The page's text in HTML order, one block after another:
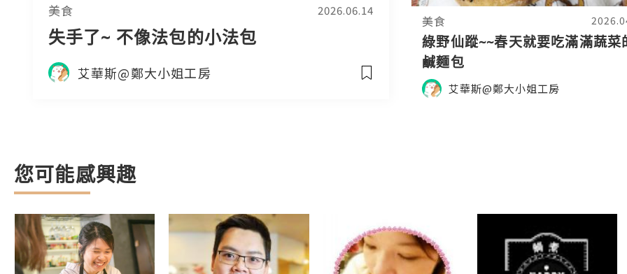
美食 2026.06.14
失手了~ 不像法包的小法包
艾華斯@鄭大小姐工房
美食
綠野仙蹤~~春天就要吃滿滿蔬菜
鹹麵包
艾華斯@鄭大小姐工房
您可能感興趣